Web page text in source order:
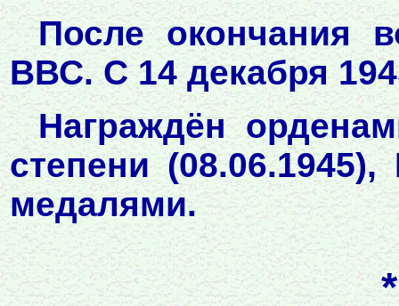
После окончания
ВВС. С 14 декабря
Награждён
степени
медалями.